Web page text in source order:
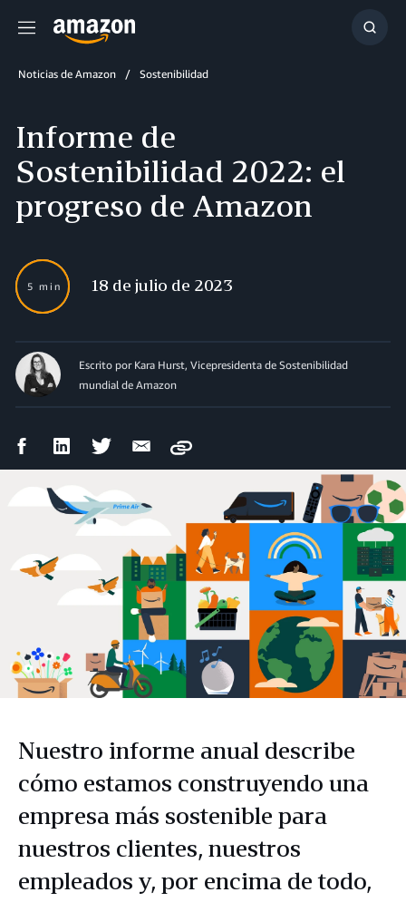
Menú
Noticias de Amazon Sostenibilidad
Informe de
Sostenibilidad 2022: el
progreso de Amazon
5 min 18 de julio de 2023
Escrito por Kara Hurst, Vicepresidenta de Sostenibilidad
mundial de Amazon
CompartirCompartirCompartirCompartir
Copy
Nuestro informe anual describe
cómo estamos construyendo una
empresa más sostenible para
nuestros clientes, nuestros
empleados y, por encima de todo,